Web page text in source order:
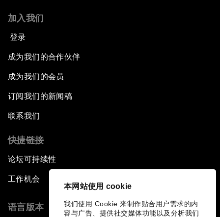
本网站使用 cookie
我们使用 Cookie 来制作贴合用户需求的内
容与广告、提供社交媒体功能以及分析我们
加入我们
登录
成为我们的合作伙伴
成为我们的会员
订阅我们的新闻稿
联系我们
快捷链接
论坛可持续性
工作机会
语言版本